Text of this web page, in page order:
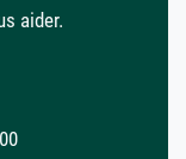
aider.